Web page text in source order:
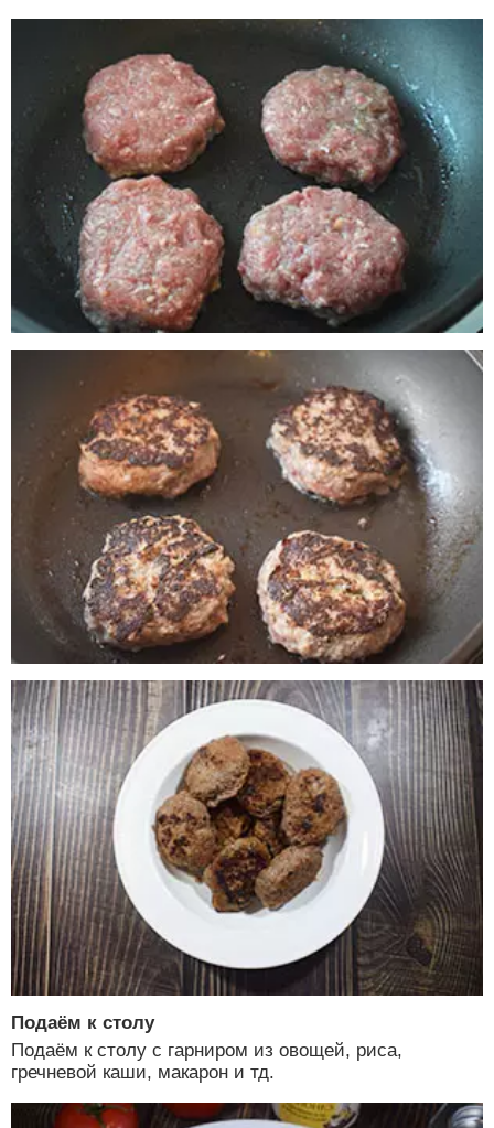
Подаём к столу
Подаём к столу с гарниром из овощей, риса,
гречневой каши, макарон и тд.